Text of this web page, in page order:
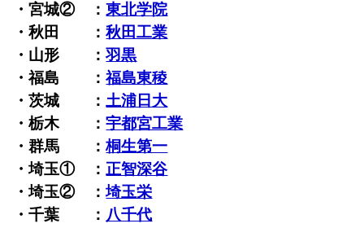
・宮城② ：東北学院
・秋田 ：秋田工業
・山形 ：羽黒
・福島 ：福島東稜
・茨城 ： 土浦日大
・栃木 ：宇都宮工業
・群馬 ：桐生第一
・埼玉① ： 正智深谷
・埼玉② ：埼玉栄
・千葉 ： 八千代